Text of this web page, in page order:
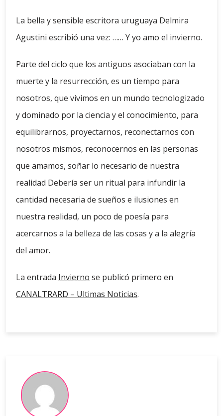
La bella y sensible escritora uruguaya Delmira
Agustini escribió una vez: …… Y yo amo el invierno.
Parte del ciclo que los antiguos asociaban con la
muerte y la resurrección, es un tiempo para
nosotros, que vivimos en un mundo tecnologizado
y dominado por la ciencia y el conocimiento, para
equilibrarnos, proyectarnos, reconectarnos con
nosotros mismos, reconocernos en las personas
que amamos, soñar lo necesario de nuestra
realidad Debería ser un ritual para infundir la
cantidad necesaria de sueños e ilusiones en
nuestra realidad, un poco de poesía para
acercarnos a la belleza de las cosas y a la alegría
del amor.
La entrada Invierno se publicó primero en
CANALTRARD – Ultimas Noticias.